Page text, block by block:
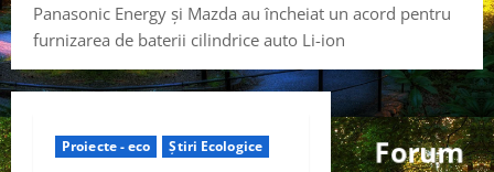
Panasonic Energy și Mazda au încheiat un acord pentru
furnizarea de baterii cilindrice auto Li-ion
Proiecte - eco Știri Ecologice
Forum